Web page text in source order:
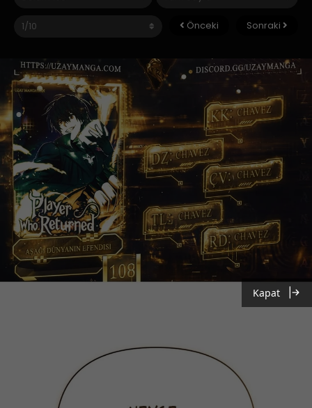
Önceki Sonraki
Kapat